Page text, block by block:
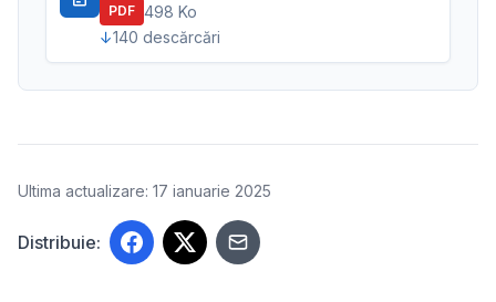
PDF 498 Ko
140 descărcări
Ultima actualizare: 17 ianuarie 2025
Distribuie: